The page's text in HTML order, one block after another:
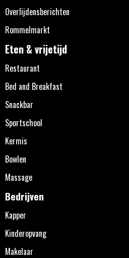
Overlijdensberichten
Rommelmarkt
Eten & vrijetijd
Restaurant
Bed and Breakfast
Snackbar
Sportschool
Kermis
Bowlen
Massage
Bedrijven
Kapper
Kinderopvang
Makelaar